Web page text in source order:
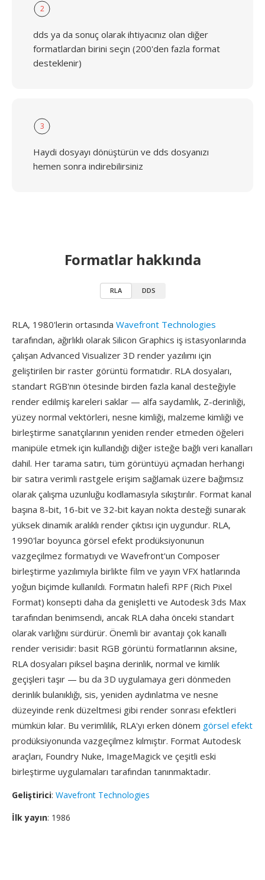
2
dds ya da sonuç olarak ihtiyacınız olan diğer
formatlardan birini seçin (200'den fazla format
desteklenir)
3
Haydi dosyayı dönüştürün ve dds dosyanızı
hemen sonra indirebilirsiniz
Formatlar hakkında
RLA DDS
RLA, 1980'lerin ortasında Wavefront Technologies
tarafından, ağırlıklı olarak Silicon Graphics iş istasyonlarında
çalışan Advanced Visualizer 3D render yazılımı için
geliştirilen bir raster görüntü formatıdır. RLA dosyaları,
standart RGB'nın ötesinde birden fazla kanal desteğiyle
render edilmiş kareleri saklar — alfa saydamlık, Z-derinliği,
yüzey normal vektörleri, nesne kimliği, malzeme kimliği ve
birleştirme sanatçılarının yeniden render etmeden öğeleri
manipüle etmek için kullandığı diğer isteğe bağlı veri kanalları
dahil. Her tarama satırı, tüm görüntüyü açmadan herhangi
bir satıra verimli rastgele erişim sağlamak üzere bağımsız
olarak çalışma uzunluğu kodlamasıyla sıkıştırılır. Format kanal
başına 8-bit, 16-bit ve 32-bit kayan nokta desteği sunarak
yüksek dinamik aralıklı render çıktısı için uygundur. RLA,
1990'lar boyunca görsel efekt prodüksiyonunun
vazgeçilmez formatıydı ve Wavefront'un Composer
birleştirme yazılımıyla birlikte film ve yayın VFX hatlarında
yoğun biçimde kullanıldı. Formatın halefi RPF (Rich Pixel
Format) konsepti daha da genişletti ve Autodesk 3ds Max
tarafından benimsendi, ancak RLA daha önceki standart
olarak varlığını sürdürür. Önemli bir avantajı çok kanallı
render verisidir: basit RGB görüntü formatlarının aksine,
RLA dosyaları piksel başına derinlik, normal ve kimlik
geçişleri taşır — bu da 3D uygulamaya geri dönmeden
derinlik bulanıklığı, sis, yeniden aydınlatma ve nesne
düzeyinde renk düzeltmesi gibi render sonrası efektleri
mümkün kılar. Bu verimlilik, RLA'yı erken dönem görsel efekt
prodüksiyonunda vazgeçilmez kılmıştır. Format Autodesk
araçları, Foundry Nuke, ImageMagick ve çeşitli eski
birleştirme uygulamaları tarafından tanınmaktadır.
Geliştirici: Wavefront Technologies
İlk yayın: 1986